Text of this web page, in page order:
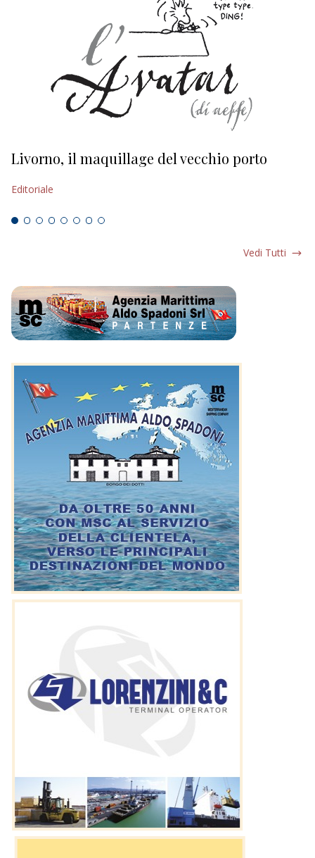
Livorno, il maquillage del vecchio porto
Editoriale
Vedi Tutti